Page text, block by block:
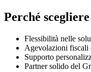
Perché
Flessibilità nelle
Agevolazioni fiscali
Supporto
Partner solido del